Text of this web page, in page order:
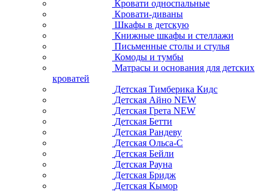
Кровати односпальные
Кровати-диваны
Шкафы в детскую
Книжные шкафы и стеллажи
Письменные столы и стулья
Комоды и тумбы
Матрасы и основания для детских
кроватей
Детская Тимберика Кидс
Детская Айно NEW
Детская Грета NEW
Детская Бетти
Детская Рандеву
Детская Ольса-С
Детская Бейли
Детская Рауна
Детская Бридж
Детская Кымор